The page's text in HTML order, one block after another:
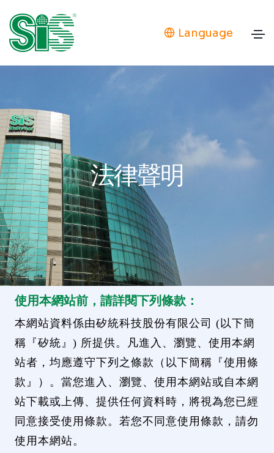
Language
法律聲明
使用本網站前，請詳閱下列條款：
本網站資料係由矽統科技股份有限公司 (以下簡
稱『矽統』) 所提供。凡進入、瀏覽、使用本網
站者，均應遵守下列之條款（以下簡稱『使用條
款』）。當您進入、瀏覽、使用本網站或自本網
站下載或上傳、提供任何資料時，將視為您已經
同意接受使用條款。若您不同意使用條款，請勿
使用本網站。